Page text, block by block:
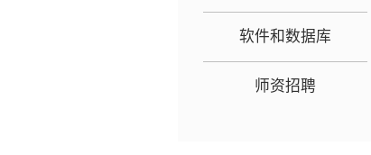
软件和数据库
师资招聘